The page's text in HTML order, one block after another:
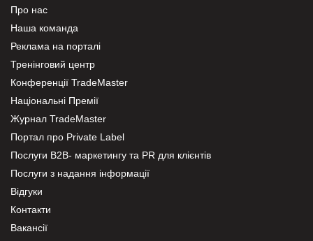
Про нас
Наша команда
Реклама на порталі
Тренінговий центр
Конференції TradeMaster
Національні Премії
Журнал TradeMaster
Портал про Private Label
Послуги В2В- маркетингу та PR для клієнтів
Послуги з надання інформації
Відгуки
Контакти
Вакансії